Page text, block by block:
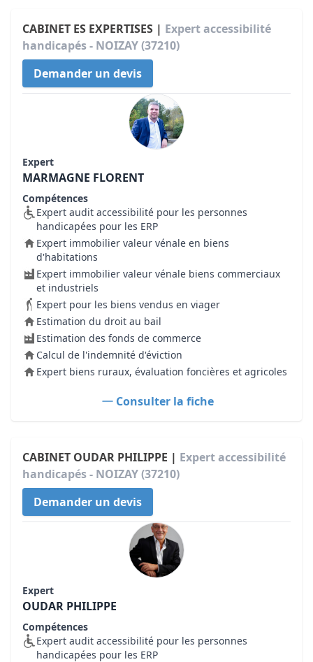
CABINET ES EXPERTISES | Expert accessibilité
handicapés - NOIZAY (37210)
Demander un devis
Expert
MARMAGNE FLORENT
Compétences
Expert audit accessibilité pour les personnes
handicapées pour les ERP
Expert immobilier valeur vénale en biens
d'habitations
Expert immobilier valeur vénale biens commerciaux
et industriels
Expert pour les biens vendus en viager
Estimation du droit au bail
Estimation des fonds de commerce
Calcul de l'indemnité d'éviction
Expert biens ruraux, évaluation foncières et agricoles
Consulter la fiche
CABINET OUDAR PHILIPPE | Expert accessibilité
handicapés - NOIZAY (37210)
Demander un devis
Expert
OUDAR PHILIPPE
Compétences
Expert audit accessibilité pour les personnes
handicapées pour les ERP